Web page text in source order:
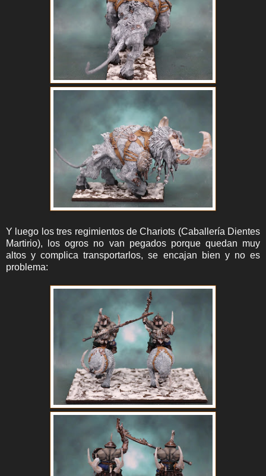
Y luego los tres regimientos de Chariots (Caballería Dientes
Martirio), los ogros no van pegados porque quedan muy
altos y complica transportarlos, se encajan bien y no es
problema: